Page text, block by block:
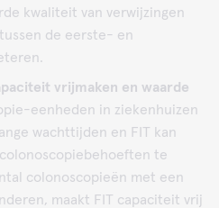
kwaliteit van verwijzingen
de eerste- en
vrijmaken en waarde
eenheden in ziekenhuizen
wachttijden en FIT kan
te
colonoscopieën met een
maakt FIT capaciteit vrij